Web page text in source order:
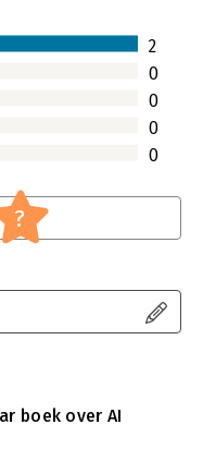
blijven wel prettig
en lichtvoetig en
2
0
0
0
0
?
boek over AI